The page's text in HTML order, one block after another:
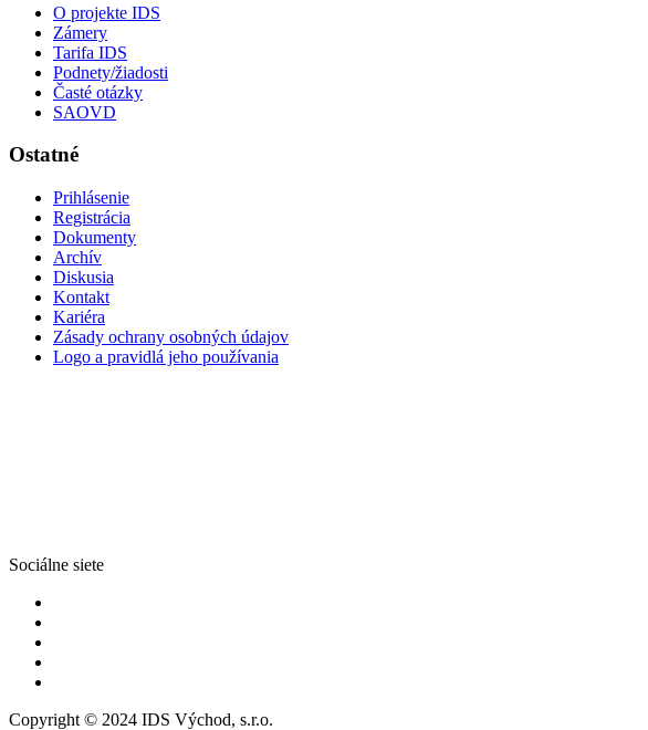
O projekte IDS
Zámery
Tarifa IDS
Podnety/žiadosti
Časté otázky
SAOVD
Ostatné
Prihlásenie
Registrácia
Dokumenty
Archív
Diskusia
Kontakt
Kariéra
Zásady ochrany osobných údajov
Logo a pravidlá jeho používania
Sociálne siete
Copyright © 2024 IDS Východ, s.r.o.